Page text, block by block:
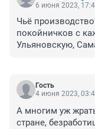
6 июня 2023,
Чьё
покойничков с
Ульяновскую,
Гость
4 июня 2023,
А многим уж
стране,